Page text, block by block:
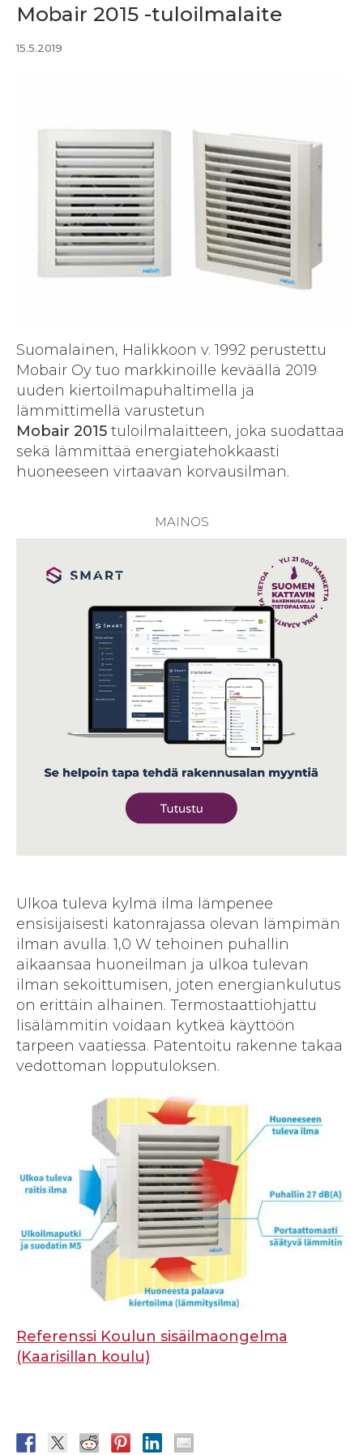
Mobair 2015 -tuloilmalaite
15.5.2019
Suomalainen, Halikkoon v. 1992 perustettu
Mobair Oy tuo markkinoille keväällä 2019
uuden kiertoilmapuhaltimella ja
lämmittimellä varustetun
Mobair 2015 tuloilmalaitteen, joka suodattaa
sekä lämmittää energiatehokkaasti
huoneeseen virtaavan korvausilman.
Ulkoa tuleva kylmä ilma lämpenee
ensisijaisesti katonrajassa olevan lämpimän
ilman avulla. 1,0 W tehoinen puhallin
aikaansaa huoneilman ja ulkoa tulevan
ilman sekoittumisen, joten energiankulutus
on erittäin alhainen. Termostaattiohjattu
lisälämmitin voidaan kytkeä käyttöön
tarpeen vaatiessa. Patentoitu rakenne takaa
vedottoman lopputuloksen.
Referenssi Koulun sisäilmaongelma
(Kaarisillan koulu)